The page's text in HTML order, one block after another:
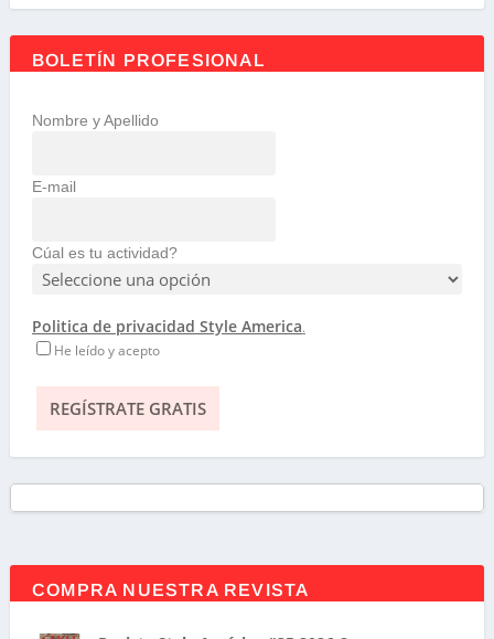
BOLETÍN PROFESIONAL
Nombre y Apellido
E-mail
Cúal es tu actividad?
Politica de privacidad Style America.
He leído y acepto
COMPRA NUESTRA REVISTA